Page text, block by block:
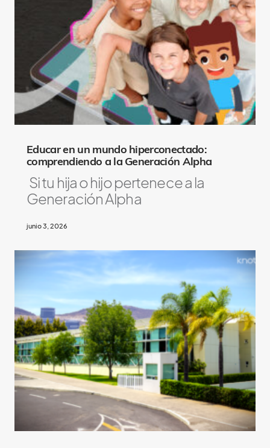
i
k
e
Educar en un mundo hiperconectado:
comprendiendo a la Generación Alpha
Si tu hija o hijo pertenece a la
Generación Alpha
junio 3, 2026